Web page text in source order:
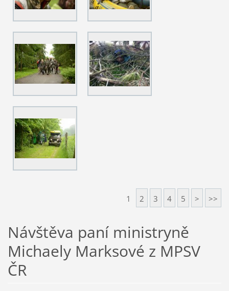
1 2 3 4 5 > >>
Návštěva paní ministryně
Michaely Marksové z MPSV
ČR